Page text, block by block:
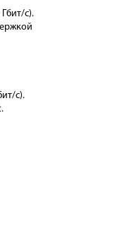
с).
с).